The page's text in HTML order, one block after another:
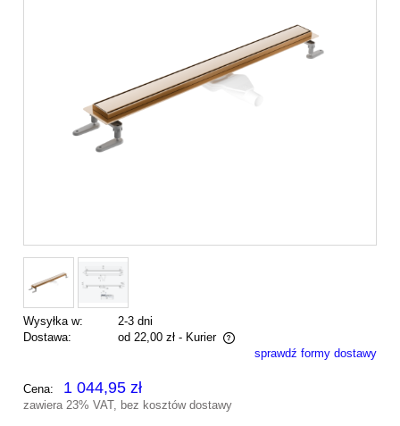
Wysyłka w:
2-3 dni
Dostawa:
od 22,00 zł - Kurier
Cena nie zawiera ewentualnych kosztów płatnościsprawdź formy dostawy
Cena: 1 044,95 zł
zawiera 23% VAT, bez kosztów dostawy